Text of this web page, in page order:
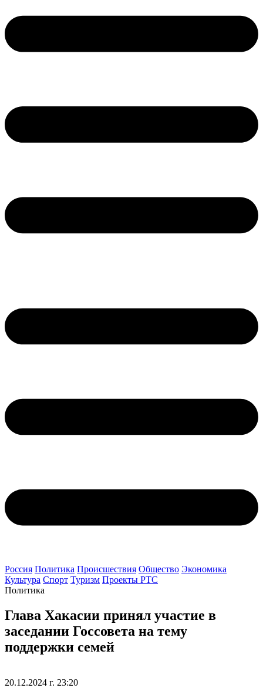
Россия Политика Происшествия Общество Экономика
Культура Спорт Туризм Проекты РТС
Политика
Глава Хакасии принял участие в
заседании Госсовета на тему
поддержки семей
20.12.2024 г. 23:20